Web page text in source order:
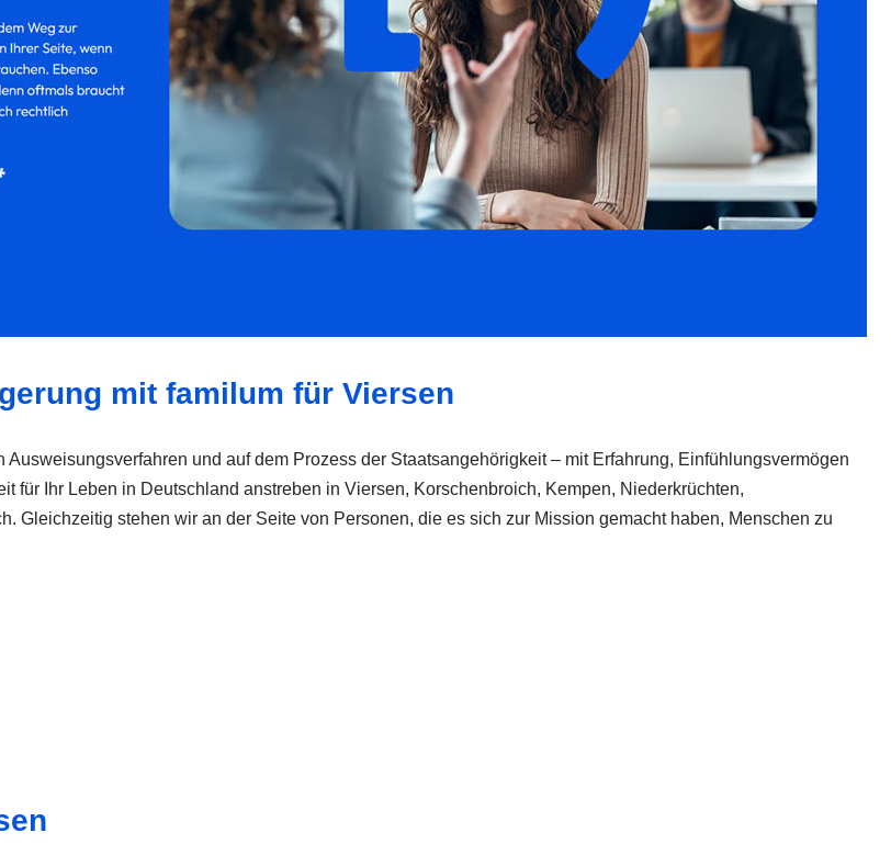
mit familum für Viersen
und auf dem Prozess der Staatsangehörigkeit – mit Erfahrung, Einfühlungsvermögen
für Ihr Leben in Deutschland anstreben in Viersen, Korschenbroich, Kempen, Niederkrüchten,
Gleichzeitig stehen wir an der Seite von Personen, die es sich zur Mission gemacht haben, Menschen zu